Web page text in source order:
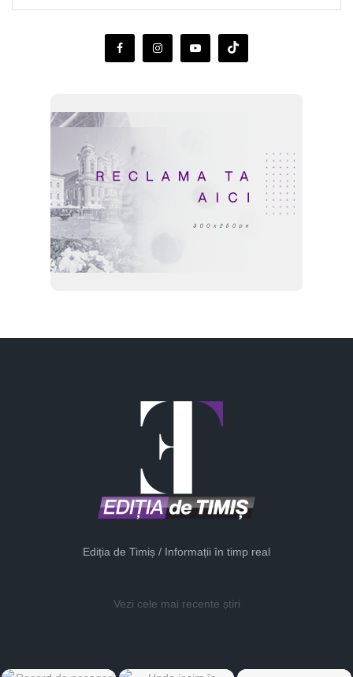
Ediția de Timiș / Informații în timp real
Vezi cele mai recente știri